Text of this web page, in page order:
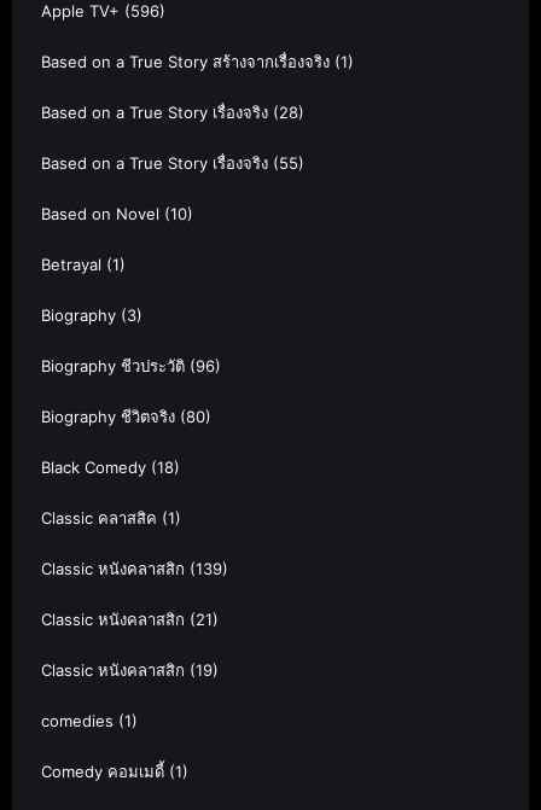
Apple TV+ (596)
Based on a True Story สร้างจากเรื่องจริง (1)
Based on a True Story เรื่องจริง (28)
Based on a True Story เรื่องจริง (55)
Based on Novel (10)
Betrayal (1)
Biography (3)
Biography ชีวประวัติ (96)
Biography ชีวิตจริง (80)
Black Comedy (18)
Classic คลาสสิค (1)
Classic หนังคลาสสิก (139)
Classic หนังคลาสสิก (21)
Classic หนังคลาสสิก (19)
comedies (1)
Comedy คอมเมดี้ (1)